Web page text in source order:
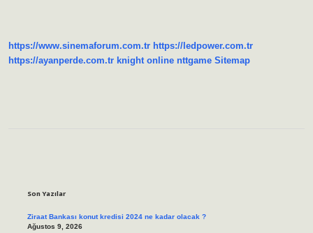
https://www.sinemaforum.com.tr https://ledpower.com.tr
https://ayanperde.com.tr knight online nttgame Sitemap
Son Yazılar
Ziraat Bankası konut kredisi 2024 ne kadar olacak ?
Ağustos 9, 2026